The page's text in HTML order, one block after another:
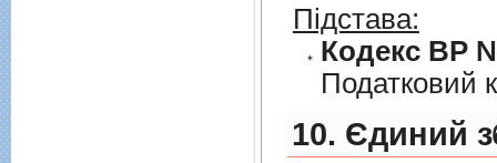
Підстава:
Кодекс ВР №
Податковий
10. Єдиний